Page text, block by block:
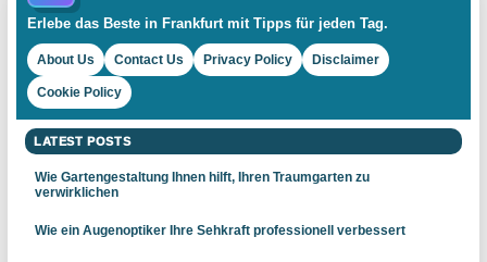
Erlebe das Beste in Frankfurt mit Tipps für jeden Tag.
About Us Contact Us Privacy Policy Disclaimer
Cookie Policy
LATEST POSTS
Wie Gartengestaltung Ihnen hilft, Ihren Traumgarten zu
verwirklichen
Wie ein Augenoptiker Ihre Sehkraft professionell verbessert